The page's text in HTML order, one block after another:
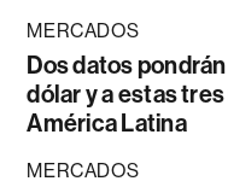
MERCADOS
Dos datos
dólar y a estas
América Latina
MERCADOS